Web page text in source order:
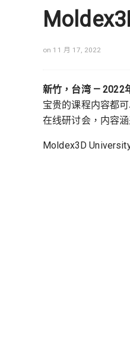
on 11 月 17, 2022
新竹，台湾— 2022
宝贵的课程内容都
在线研讨会，内容
Moldex3D